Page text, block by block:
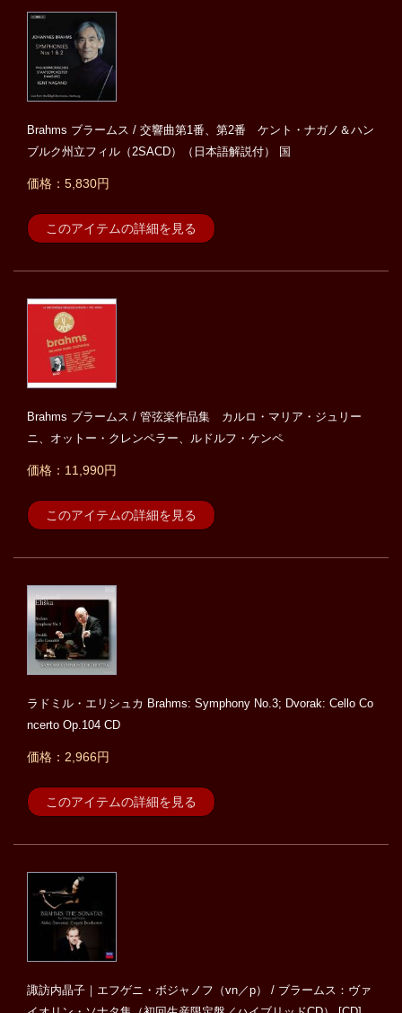
Brahms ブラームス / 交響曲第1番、第2番 ケント・ナガノ＆ハン
ブルク州立フィル（2SACD）（日本語解説付） 国
価格：5,830円
このアイテムの詳細を見る
Brahms ブラームス / 管弦楽作品集 カルロ・マリア・ジュリー
ニ、オットー・クレンペラー、ルドルフ・ケンペ
価格：11,990円
このアイテムの詳細を見る
ラドミル・エリシュカ Brahms: Symphony No.3; Dvorak: Cello Co
ncerto Op.104 CD
価格：2,966円
このアイテムの詳細を見る
諏訪内晶子｜エフゲニ・ボジャノフ（vn／p） / ブラームス：ヴァ